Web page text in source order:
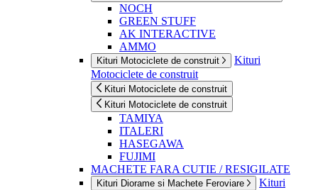
NOCH
GREEN STUFF
AK INTERACTIVE
AMMO
Kituri Motociclete de construit
Kituri
Motociclete de construit
Kituri Motociclete de construit
Kituri Motociclete de construit
TAMIYA
ITALERI
HASEGAWA
FUJIMI
MACHETE FARA CUTIE / RESIGILATE
Kituri Diorame si Machete Feroviare
Kituri